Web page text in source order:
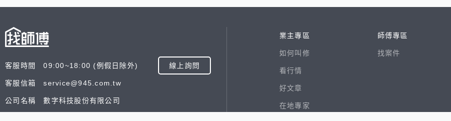
客服時間 09:00~18:00 (例假日除外) 線上詢問
客服信箱 service@945.com.tw
公司名稱 數字科技股份有限公司
業主專區
如何叫修
看行情
好文章
在地專家
師傅專區
找案件